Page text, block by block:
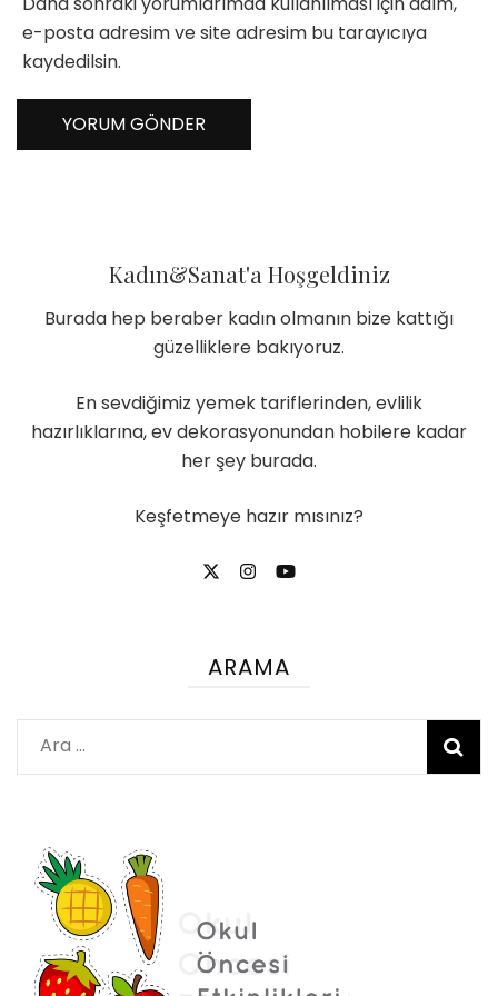
e-posta adresim ve site adresim bu tarayıcıya
kaydedilsin.
Kadın&Sanat'a Hoşgeldiniz
Burada hep beraber kadın olmanın bize kattığı
güzelliklere bakıyoruz.
En sevdiğimiz yemek tariflerinden, evlilik
hazırlıklarına, ev dekorasyonundan hobilere kadar
her şey burada.
Keşfetmeye hazır mısınız?
ARAMA
Arama: